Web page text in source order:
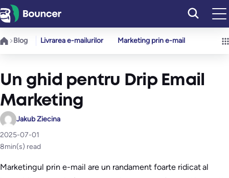
Sari
la
conținut
Blog Livrarea e-mailurilor Marketing prin e-mail
Un ghid pentru Drip Email
Marketing
Jakub Ziecina
2025-07-01
8min(s) read
Marketingul prin e-mail are un randament foarte ridicat al